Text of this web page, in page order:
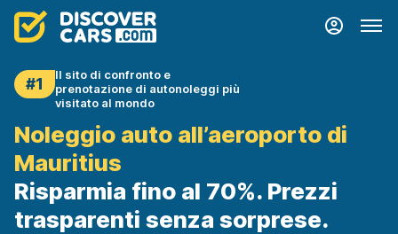
#1
Il sito di confronto e
prenotazione di autonoleggi più
visitato al mondo
Noleggio auto all’aeroporto di
Mauritius
Risparmia fino al 70%. Prezzi
trasparenti senza sorprese.